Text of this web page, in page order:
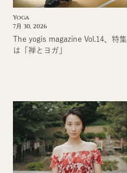
Yoga
7月 30, 2026
The yogis magazine Vol.14、特集
は「禅とヨガ」